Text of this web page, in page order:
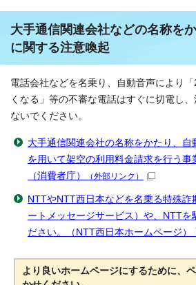
大手通信関連会社などの名称を
に関する注意喚起
電話会社などを名乗り、自動音声により
くなる」等の不審な電話はすぐに切電し
ないでください。
大手通信関連会社の名称をかたり、
を用いて架空の利用料金請求を行う事
（消費者庁）
（外部リンク）
NTTやNTT西日本などを名乗る特殊詐
ートメッセージサービス）や、NTTを
ださい。（NTT西日本ホームページ）
より良いホームページにするために、